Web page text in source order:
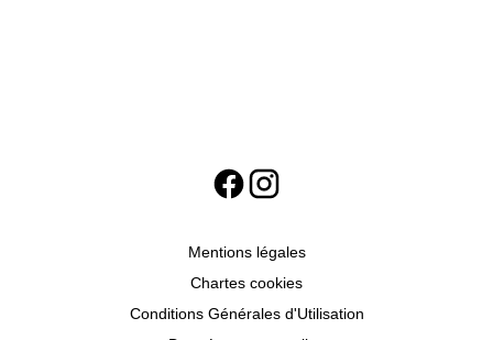
Mentions légales
Chartes cookies
Conditions Générales d'Utilisation